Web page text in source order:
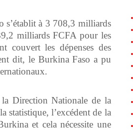
s’établit à 3 708,3 milliards
milliards FCFA pour les
couvert les dépenses des
dit, le Burkina Faso a pu
Direction Nationale de la
statistique, l’excédent de la
et cela nécessite une